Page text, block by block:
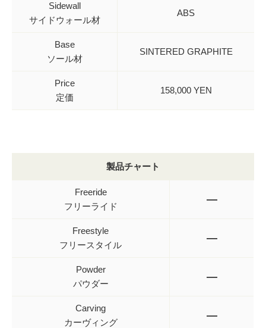
Sidewall
サイドウォール材
ABS
Base
ソール材
SINTERED GRAPHITE
Price
定価
158,000 YEN
製品チャート
Freeride
フリーライド
—
Freestyle
フリースタイル
—
Powder
パウダー
—
Carving
カーヴィング
—